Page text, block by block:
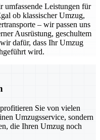
umfassende Leistungen für
ob klassischer Umzug,
– wir passen uns
Ausrüstung, geschultem
dafür, dass Ihr Umzug
wird.
Sie von vielen
Umzugsservice, sondern
die Ihren Umzug noch